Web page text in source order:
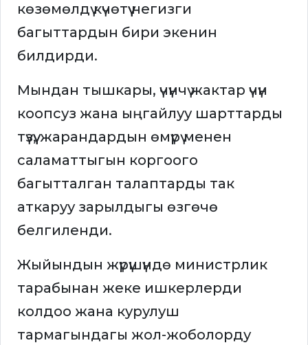
көзөмөлдү күчөтүү негизги
багыттардын бири экенин
билдирди.
Мындан тышкары, үчүнчү жактар үчүн
коопсуз жана ыңгайлуу шарттарды
түзүү, жарандардын өмүрү менен
саламаттыгын коргоого
багытталган талаптарды так
аткаруу зарылдыгы өзгөчө
белгиленди.
Жыйындын жүрүшүндө министрлик
тарабынан жеке ишкерлерди
колдоо жана курулуш
тармагындагы жол-жоболорду